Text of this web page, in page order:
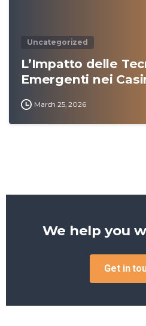
Uncategorized
L’Impatto delle
Emergenti nei
March 25, 2026
We help you
Get in